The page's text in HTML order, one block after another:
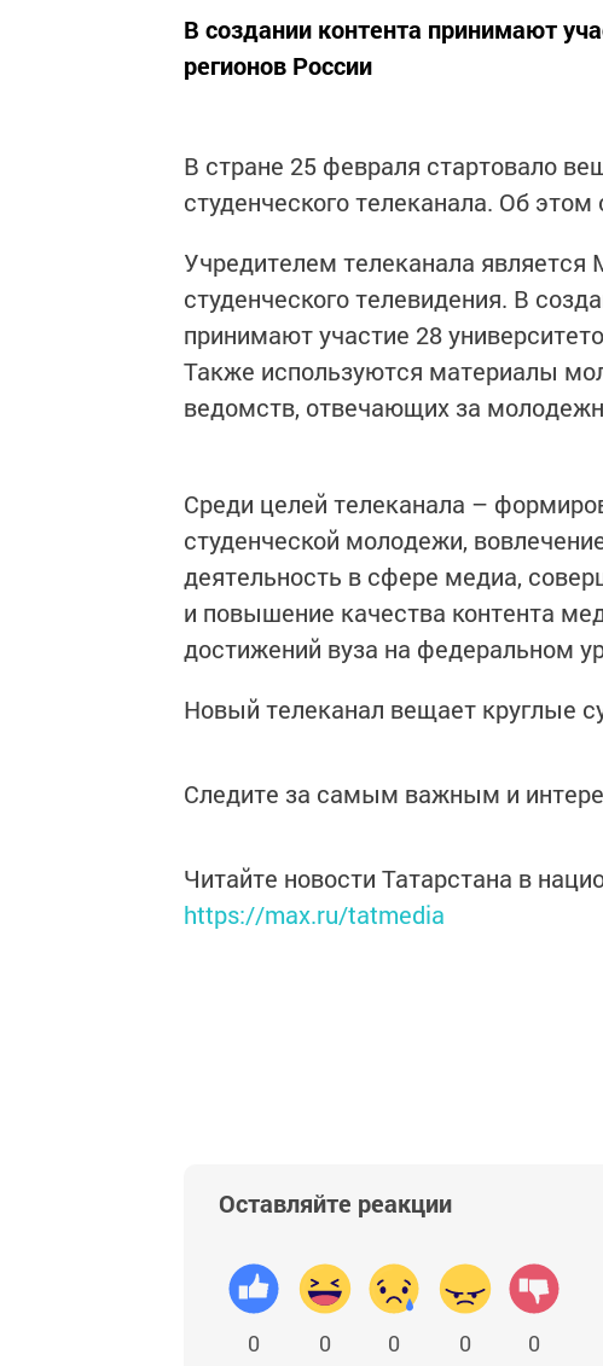
В создании контента принимают
регионов России
В стране 25 февраля стартовало
студенческого телеканала. Об
Учредителем телеканала
студенческого телевидения. В
принимают участие 28
Также используются материалы
ведомств, отвечающих за
Среди целей телеканала –
студенческой молодежи,
деятельность в сфере медиа,
и повышение качества контента
достижений вуза на федеральном
Новый телеканал вещает круглые
Следите за самым важным и
Читайте новости Татарстана в
https://max.ru/tatmedia
Оставляйте реакции
0 0 0 0 0